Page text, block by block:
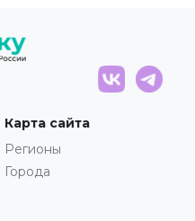
Карта сайта
Регионы
Города